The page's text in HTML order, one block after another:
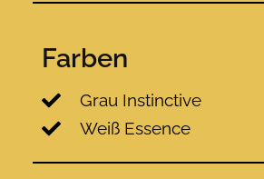
Farben
Grau Instinctive
Weiß Essence